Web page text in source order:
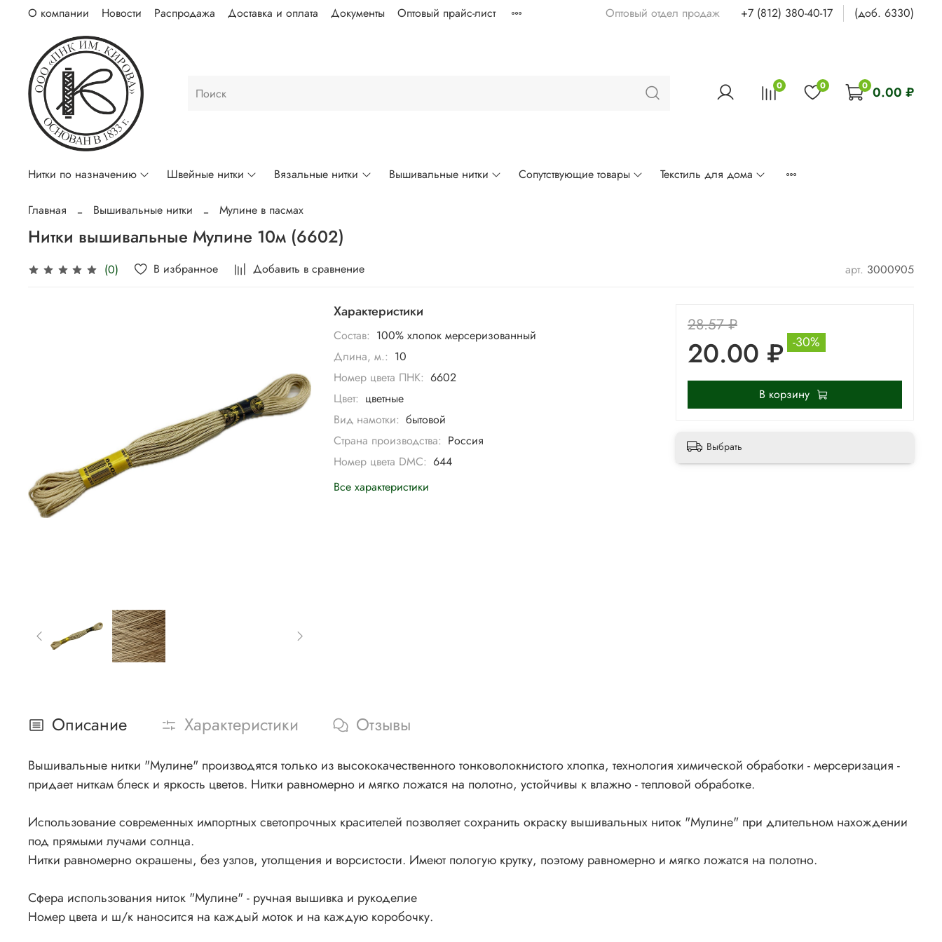
О компании Новости Распродажа Доставка и оплата Документы Оптовый прайс-лист Оптовый отдел продаж +7 (812) 380-40-17 (доб. 6330)
0 0 0 0.00 ₽
Нитки по назначению Швейные нитки Вязальные нитки Вышивальные нитки Сопутствующие товары Текстиль для дома
Главная Вышивальные нитки Мулине в пасмах
Нитки вышивальные Мулине 10м (6602)
(0) В избранное Добавить в сравнение арт. 3000905
Характеристики
Состав: 100% хлопок мерсеризованный
Длина, м.: 10
Номер цвета ПНК: 6602
Цвет: цветные
Вид намотки: бытовой
Страна производства: Россия
Номер цвета DMC: 644
Все характеристики
28.57 ₽
20.00 ₽ -30%
В корзину
Выбрать
Описание Характеристики Отзывы
Вышивальные нитки "Мулине" производятся только из высококачественного тонковолокнистого хлопка, технология химической обработки - мерсеризация -
придает ниткам блеск и яркость цветов. Нитки равномерно и мягко ложатся на полотно, устойчивы к влажно - тепловой обработке.
Использование современных импортных светопрочных красителей позволяет сохранить окраску вышивальных ниток "Мулине" при длительном нахождении
под прямыми лучами солнца.
Нитки равномерно окрашены, без узлов, утолщения и ворсистости. Имеют пологую крутку, поэтому равномерно и мягко ложатся на полотно.
Сфера использования ниток "Мулине" - ручная вышивка и рукоделие
Номер цвета и ш/к наносится на каждый моток и на каждую коробочку.